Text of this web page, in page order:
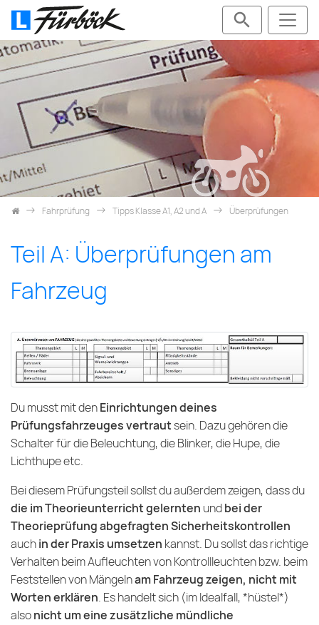
Zum Inhalt springen
Fahrprüfung Tipps Klasse A1, A2 und A Überprüfungen
Teil A: Überprüfungen am
Fahrzeug
Du musst mit denEinrichtungen deines
Prüfungsfahrzeuges vertraut sein. Dazu gehören die
Schalter für die Beleuchtung, die Blinker, die Hupe, die
Lichthupe etc.
Bei diesem Prüfungsteil sollst du außerdem zeigen, dass du
die im Theorieunterricht gelernten undbei der
Theorieprüfung abgefragten Sicherheitskontrollen
auchin der Praxis umsetzen kannst. Du sollst das richtige
Verhalten beim Aufleuchten von Kontrollleuchten bzw. beim
Feststellen von Mängelnam Fahrzeug zeigen, nicht mit
Worten erklären. Es handelt sich (im Idealfall, *hüstel*)
alsonicht um eine zusätzliche mündliche